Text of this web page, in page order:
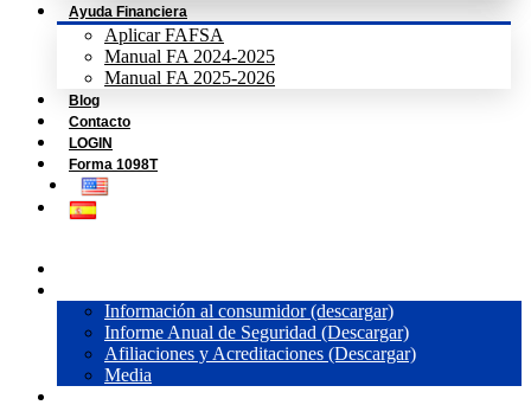
Ayuda Financiera
Aplicar FAFSA
Manual FA 2024-2025
Manual FA 2025-2026
Blog
Contacto
LOGIN
Forma 1098T
Información al consumidor (descargar)
Informe Anual de Seguridad (Descargar)
Afiliaciones y Acreditaciones (Descargar)
Media